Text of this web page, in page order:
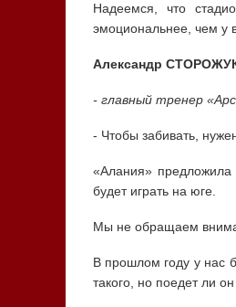
Надеемся, что
эмоциональнее, чем у
Александр
- главный тренер
- Чтобы забивать,
«Алания»
будет играть на юге.
Мы не обращаем
В прошлом году у нас
такого, но поедет ли